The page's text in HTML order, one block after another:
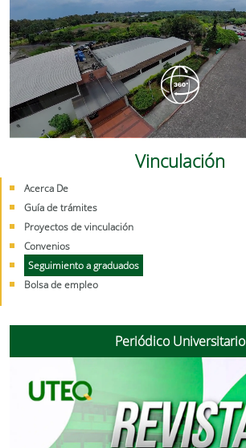
Vinculación
Acerca De
Guía de trámites
Proyectos de vinculación
Convenios
Seguimiento a graduados
Bolsa de empleo
Periódico Universitario